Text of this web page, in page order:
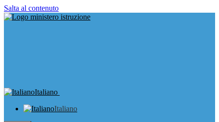
Salta al contenuto
Italiano
Italiano